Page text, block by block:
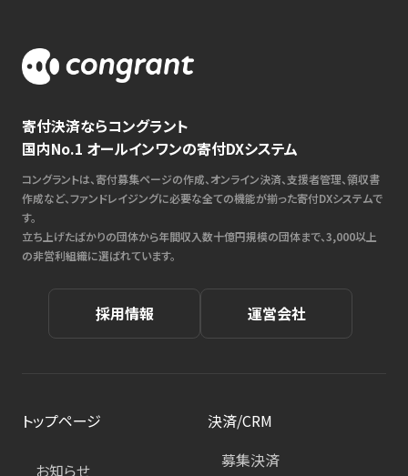
寄付決済ならコングラント
国内No.1 オールインワンの寄付DXシステム
コングラントは、寄付募集ページの作成、オンライン決済、支援者管理、領収書
作成など、ファンドレイジングに必要な全ての機能が揃った寄付DXシステムで
す。
立ち上げたばかりの団体から年間収入数十億円規模の団体まで、3,000以上
の非営利組織に選ばれています。
採用情報 運営会社
トップページ
お知らせ
決済/CRM
募集決済